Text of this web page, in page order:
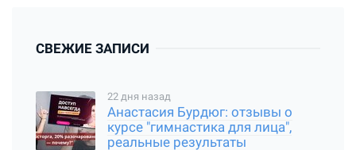
СВЕЖИЕ ЗАПИСИ
22 дня назад
Анастасия Бурдюг: отзывы о
курсе "гимнастика для лица",
реальные результаты